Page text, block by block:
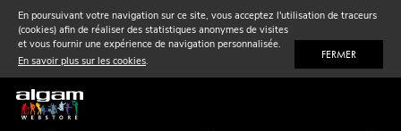
En poursuivant votre navigation sur ce site, vous acceptez l'utilisation de traceurs
(cookies) afin de réaliser des statistiques anonymes de visites
et vous fournir une expérience de navigation personnalisée.
En savoir plus sur les cookies. FERMER
Vent& Violon
Accessoires